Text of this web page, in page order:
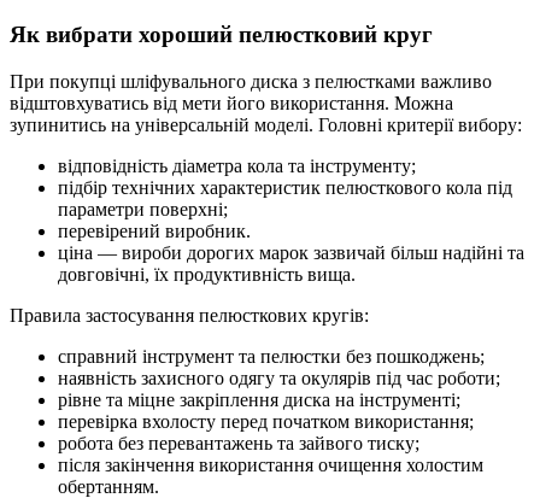
Як вибрати хороший пелюстковий круг
При покупці шліфувального диска з пелюстками важливо
відштовхуватись від мети його використання. Можна
зупинитись на універсальній моделі. Головні критерії вибору:
відповідність діаметра кола та інструменту;
підбір технічних характеристик пелюсткового кола під
параметри поверхні;
перевірений виробник.
ціна — вироби дорогих марок зазвичай більш надійні та
довговічні, їх продуктивність вища.
Правила застосування пелюсткових кругів:
справний інструмент та пелюстки без пошкоджень;
наявність захисного одягу та окулярів під час роботи;
рівне та міцне закріплення диска на інструменті;
перевірка вхолосту перед початком використання;
робота без перевантажень та зайвого тиску;
після закінчення використання очищення холостим
обертанням.